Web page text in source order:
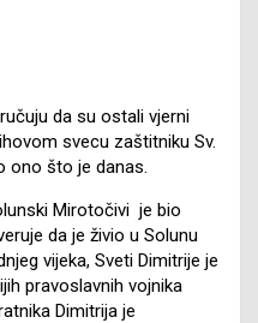
da su ostali vjerni
svecu zaštitniku Sv.
ono što je danas.
Mirotočivi je bio
da je živio u Solunu
vijeka, Sveti Dimitrije je
pravoslavnih vojnika
Dimitrija je